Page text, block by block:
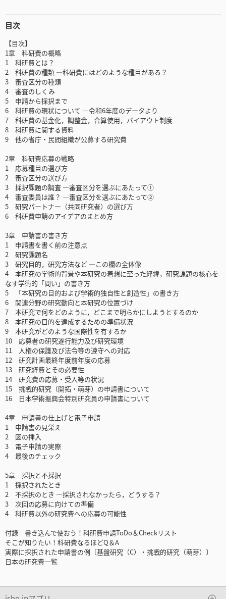
目次
【目次】
1章 科研費の概略
1 科研費とは？
2 科研費の種類 ―科研費にはどのような種目がある？
3 審査区分の種類
4 審査のしくみ
5 申請から採択まで
6 科研費の現状について ―令和6年度のデータより
7 科研費の基金化，調整金，合算使用，バイアウト制度
8 科研費に関する資料
9 他の省庁・民間組織が公募する研究費
2章 科研費応募の戦略
1 応募種目の選び方
2 審査区分の選び方
3 採択課題の調査 ―審査区分を選ぶにあたって①
4 審査委員は誰？ ―審査区分を選ぶにあたって②
5 研究パートナー（共同研究者）の選び方
6 科研費申請のアイデアのまとめ方
3章 申請書の書き方
1 申請書を書く前の注意点
2 研究課題名
3 研究目的，研究方法など ―この欄の全体像
4 本研究の学術的背景や本研究の着想に至った経緯，研究課題の核心を
なす学術的「問い」の書き方
5 「本研究の目的および学術的独自性と創造性」の書き方
6 関連分野の研究動向と本研究の位置づけ
7 本研究で何をどのように，どこまで明らかにしようとするのか
8 本研究の目的を達成するための準備状況
9 本研究がどのような国際性を有するか
10 応募者の研究遂行能力及び研究環境
11 人権の保護及び法令等の遵守への対応
12 研究計画最終年度前年度の応募
13 研究経費とその必要性
14 研究費の応募・受入等の状況
15 挑戦的研究（開拓・萌芽）の申請書について
16 日本学術振興会特別研究員の申請書について
4章 申請書の仕上げと電子申請
1 申請書の見栄え
2 図の挿入
3 電子申請の実際
4 最後のチェック
5章 採択と不採択
1 採択されたとき
2 不採択のとき ―採択されなかったら，どうする？
3 次回の応募に向けての準備
4 科研費以外の研究費への応募の可能性
付録 書き込んで使おう！科研費申請ToDo＆Checkリスト
そこが知りたい！科研費なるほどQ＆A
実際に採択された申請書の例〔基盤研究（C）・挑戦的研究（萌芽）〕
日本の研究費一覧